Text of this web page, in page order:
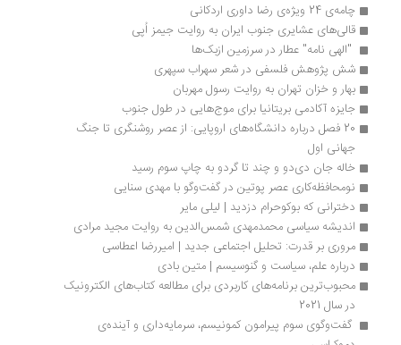
چامه‌ی 24 ویژه‌ی رضا داوری اردکانی
قالی‌های عشایری جنوب ایران به روایت جیمز اُپی
"الهی نامه" عطار در سرزمین ازبک‌ها
شش پژوهش فلسفی در شعر سهراب سپهری
بهار و خزان تهران به روایت رسول مهربان
جایزه آکادمی بریتانیا برای موج‌هایی در طول جنوب
20 فصل درباره دانشگاه‌های اروپایی: از عصر روشنگری تا جنگ
جهانی اول
خاله ‌جان دی‌دو و چند تا گردو به چاپ سوم رسید
نومحافظه‌کاری عصر پوتین در گفت‌وگو با مهدی سنایی
دخترانی که بوکوحرام دزدید | لیلی مایر
اندیشه سیاسی محمدمهدی شمس‌الدین به روایت مجید مرادی
مروری بر قدرت: تحلیل اجتماعی جدید | امیررضا اعطاسی
درباره علم، سیاست و گنوسیسم | متین بادی
محبوب‌ترین برنامه‌های کاربردی برای مطالعه کتاب‌های الکترونیک
گفت‌وگوی سوم پیرامون کمونیسم، سرمایه‌داری و آینده‌ی